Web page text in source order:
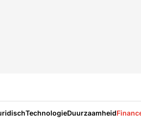
TechnologieDuurzaamheid